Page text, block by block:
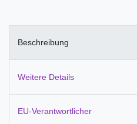
Beschreibung
Weitere Details
EU-Verantwortlicher